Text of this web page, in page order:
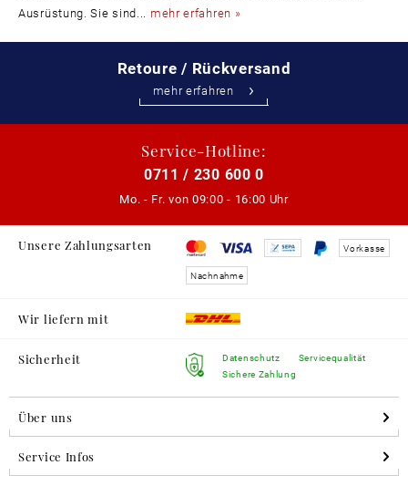
Ausrüstung. Sie sind... mehr erfahren »
Retoure / Rückversand
mehr erfahren
Service-Hotline:
0711 / 230 600 0
Mo. - Fr. von 09:00 - 16:00 Uhr
Unsere Zahlungsarten Vorkasse
Nachnahme
Wir liefern mit
Sicherheit
Datenschutz
Sichere Zahlung
Servicequalität
Über uns
Service Infos